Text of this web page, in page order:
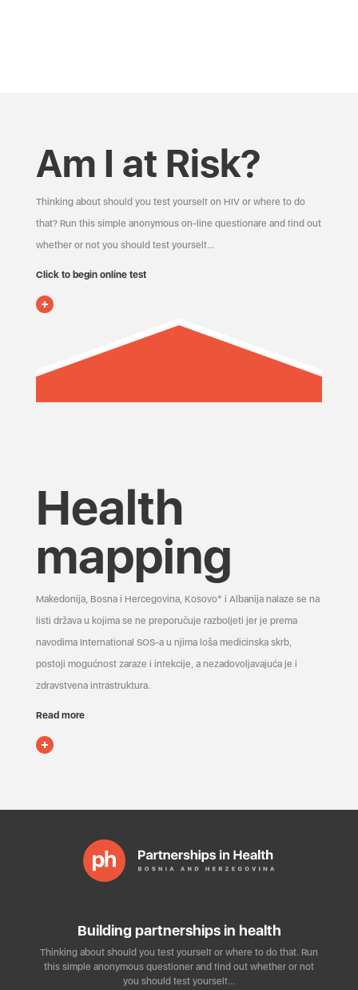
Am I at Risk?
Thinking about should you test yourself on HIV or where to do
that? Run this simple anonymous on-line questionare and find out
whether or not you should test yourself…
Click to begin online test
Health
mapping
Makedonija, Bosna i Hercegovina, Kosovo* i Albanija nalaze se na
listi država u kojima se ne preporučuje razboljeti jer je prema
navodima International SOS-a u njima loša medicinska skrb,
postoji mogućnost zaraze i infekcije, a nezadovoljavajuća je i
zdravstvena infrastruktura.
Read more
Building partnerships in health
Thinking about should you test yourself or where to do that. Run
this simple anonymous questioner and find out whether or not
you should test yourself…